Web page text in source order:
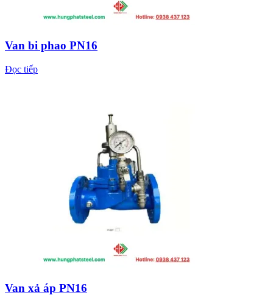
Van bi phao PN16
Đọc tiếp
Van xả áp PN16